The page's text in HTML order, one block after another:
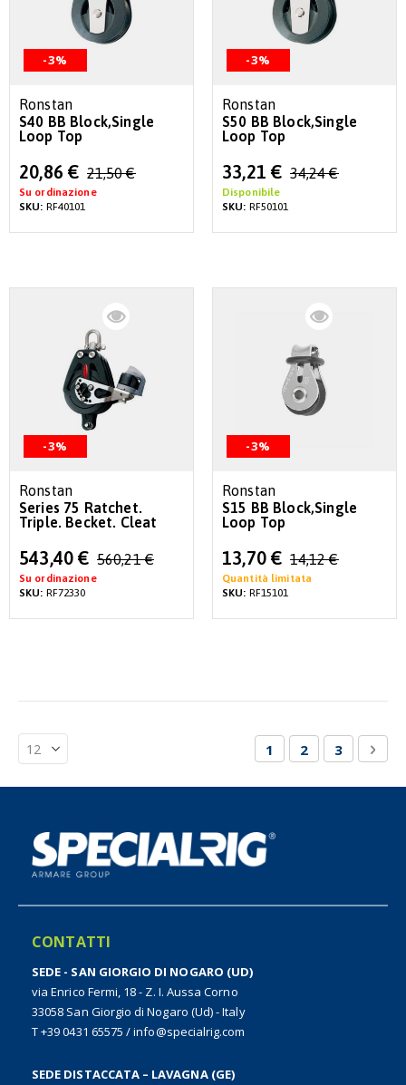
-3%
Ronstan
S40 BB Block,Single
Loop Top
Special
Price
20,86 € 21,50 €
Su ordinazione
SKU: RF40101
-3%
Ronstan
S50 BB Block,Single
Loop Top
Special
Price
33,21 € 34,24 €
Disponibile
SKU: RF50101
-3%
Ronstan
Series 75 Ratchet.
Triple. Becket. Cleat
Special
Price
543,40 € 560,21 €
Su ordinazione
SKU: RF72330
-3%
Ronstan
S15 BB Block,Single
Loop Top
Special
Price
13,70 € 14,12 €
Quantità limitata
SKU: RF15101
Pagina
Attualmente stai
1 Pagina
2 Pagina
3
CONTATTI
SEDE - SAN GIORGIO DI NOGARO (UD)
via Enrico Fermi, 18 - Z. I. Aussa Corno
33058 San Giorgio di Nogaro (Ud) - Italy
T +39 0431 65575 /info@specialrig.com
SEDE DISTACCATA – LAVAGNA (GE)